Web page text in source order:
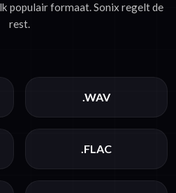
populair formaat. Sonix regelt de
rest.
.WAV
.FLAC